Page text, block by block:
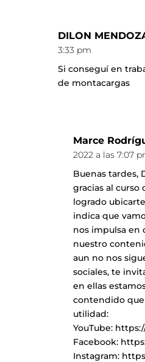
DILON
3:33 pm
Si conseguí en
de montacargas
Marce
2022 a las 7:07
Buenas tardes,
gracias al curso
logrado
indica que
nos impulsa en
nuestro
aun no nos
sociales, te
en ellas
contendido
utilidad:
YouTube:
Facebook:
Instagram: